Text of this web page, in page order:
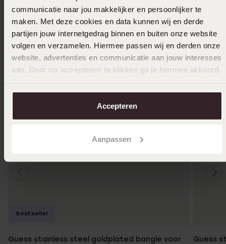
communicatie naar jou makkelijker en persoonlijker te
maken. Met deze cookies en data kunnen wij en derde
partijen jouw internetgedrag binnen en buiten onze website
volgen en verzamelen. Hiermee passen wij en derden onze
website, advertenties en communicatie aan jouw interesses
aan. Door op ‘accepteren’ te klikken ga je hiermee akkoord.
over in onscookiebeleid.
Accepteren
Aanpassen
Ook leuk voor jou
Guess stainless steel goldplated bangle voor
Bestseller
Guess